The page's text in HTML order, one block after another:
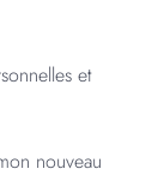
et
nouveau